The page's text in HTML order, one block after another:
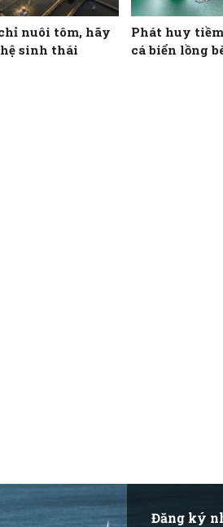
nuôi tôm, hãy
sinh thái
Phát huy
cá biển lồng
Đăng ký